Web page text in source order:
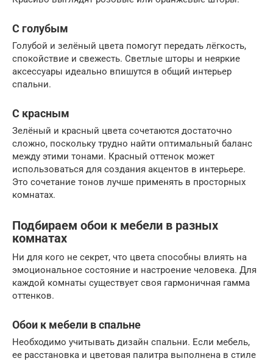
С голубым
Голубой и зелёный цвета помогут передать лёгкость,
спокойствие и свежесть. Светлые шторы и неяркие
аксессуары идеально впишутся в общий интерьер
спальни.
С красным
Зелёный и красный цвета сочетаются достаточно
сложно, поскольку трудно найти оптимальный баланс
между этими тонами. Красный оттенок может
использоваться для создания акцентов в интерьере.
Это сочетание тонов лучше применять в просторных
комнатах.
Подбираем обои к мебели в разных
комнатах
Ни для кого не секрет, что цвета способны влиять на
эмоциональное состояние и настроение человека. Для
каждой комнаты существует своя гармоничная гамма
оттенков.
Обои к мебели в спальне
Необходимо учитывать дизайн спальни. Если мебель,
ее расстановка и цветовая палитра выполнена в стиле